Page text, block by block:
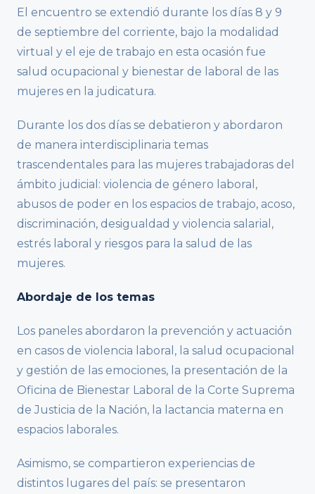
El encuentro se extendió durante los días 8 y 9
de septiembre del corriente, bajo la modalidad
virtual y el eje de trabajo en esta ocasión fue
salud ocupacional y bienestar de laboral de las
mujeres en la judicatura.
Durante los dos días se debatieron y abordaron
de manera interdisciplinaria temas
trascendentales para las mujeres trabajadoras del
ámbito judicial: violencia de género laboral,
abusos de poder en los espacios de trabajo, acoso,
discriminación, desigualdad y violencia salarial,
estrés laboral y riesgos para la salud de las
mujeres.
Abordaje de los temas
Los paneles abordaron la prevención y actuación
en casos de violencia laboral, la salud ocupacional
y gestión de las emociones, la presentación de la
Oficina de Bienestar Laboral de la Corte Suprema
de Justicia de la Nación, la lactancia materna en
espacios laborales.
Asimismo, se compartieron experiencias de
distintos lugares del país: se presentaron